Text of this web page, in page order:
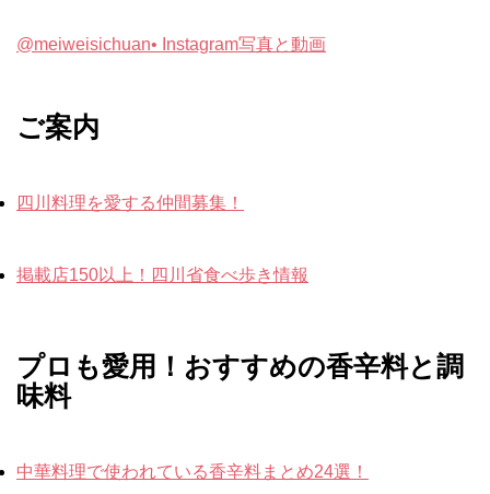
@meiweisichuan• Instagram写真と動画
ご案内
四川料理を愛する仲間募集！
掲載店150以上！四川省食べ歩き情報
プロも愛用！おすすめの香辛料と調
味料
中華料理で使われている香辛料まとめ24選！